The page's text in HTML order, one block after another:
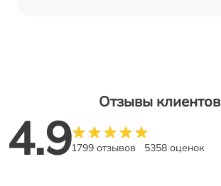
Отзывы клиентов
4.91799 отзывов 5358 оценок